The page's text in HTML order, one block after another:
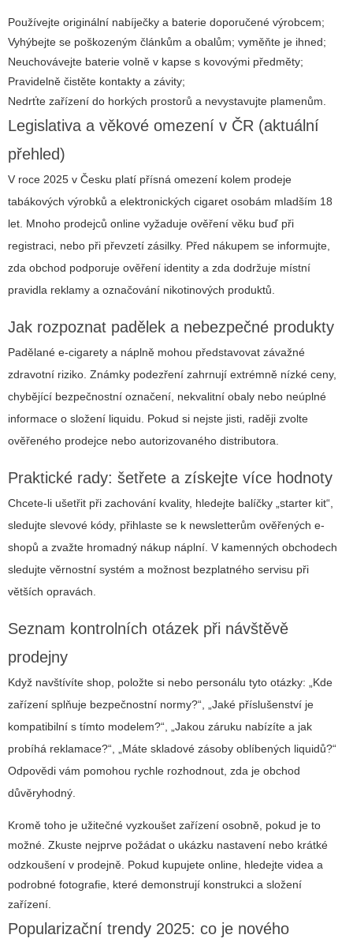
Používejte originální nabíječky a baterie doporučené výrobcem;
Vyhýbejte se poškozeným článkům a obalům; vyměňte je ihned;
Neuchovávejte baterie volně v kapse s kovovými předměty;
Pravidelně čistěte kontakty a závity;
Nedrťte zařízení do horkých prostorů a nevystavujte plamenům.
Legislativa a věkové omezení v ČR (aktuální
přehled)
V roce 2025 v Česku platí přísná omezení kolem prodeje
tabákových výrobků a elektronických cigaret osobám mladším 18
let. Mnoho prodejců online vyžaduje ověření věku buď při
registraci, nebo při převzetí zásilky. Před nákupem se informujte,
zda obchod podporuje ověření identity a zda dodržuje místní
pravidla reklamy a označování nikotinových produktů.
Jak rozpoznat padělek a nebezpečné produkty
Padělané e-cigarety a náplně mohou představovat závažné
zdravotní riziko. Známky podezření zahrnují extrémně nízké ceny,
chybějící bezpečnostní označení, nekvalitní obaly nebo neúplné
informace o složení liquidu. Pokud si nejste jisti, raději zvolte
ověřeného prodejce nebo autorizovaného distributora.
Praktické rady: šetřete a získejte více hodnoty
Chcete-li ušetřit při zachování kvality, hledejte balíčky „starter kit“,
sledujte slevové kódy, přihlaste se k newsletterům ověřených e-
shopů a zvažte hromadný nákup náplní. V kamenných obchodech
sledujte věrnostní systém a možnost bezplatného servisu při
větších opravách.
Seznam kontrolních otázek při návštěvě
prodejny
Když navštívíte shop, položte si nebo personálu tyto otázky: „Kde
zařízení splňuje bezpečnostní normy?“, „Jaké příslušenství je
kompatibilní s tímto modelem?“, „Jakou záruku nabízíte a jak
probíhá reklamace?“, „Máte skladové zásoby oblíbených liquidů?“
Odpovědi vám pomohou rychle rozhodnout, zda je obchod
důvěryhodný.
Kromě toho je užitečné vyzkoušet zařízení osobně, pokud je to
možné. Zkuste nejprve požádat o ukázku nastavení nebo krátké
odzkoušení v prodejně. Pokud kupujete online, hledejte videa a
podrobné fotografie, které demonstrují konstrukci a složení
zařízení.
Popularizační trendy 2025: co je nového